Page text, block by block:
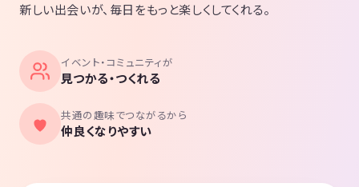
新しい出会いが、毎日をもっと楽しくしてくれる。
イベント・コミュニティが
見つかる・つくれる
共通の趣味でつながるから
仲良くなりやすい